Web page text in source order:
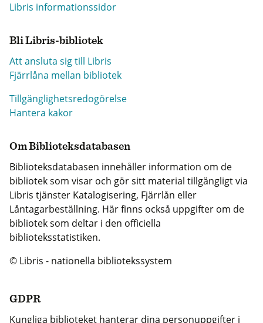
Libris informationssidor
Bli Libris-bibliotek
Att ansluta sig till Libris
Fjärrlåna mellan bibliotek
Tillgänglighetsredogörelse
Hantera kakor
Om Biblioteksdatabasen
Biblioteksdatabasen innehåller information om de
bibliotek som visar och gör sitt material tillgängligt via
Libris tjänster Katalogisering, Fjärrlån eller
Låntagarbeställning. Här finns också uppgifter om de
bibliotek som deltar i den officiella
biblioteksstatistiken.
© Libris - nationella bibliotekssystem
GDPR
Kungliga biblioteket hanterar dina personuppgifter i